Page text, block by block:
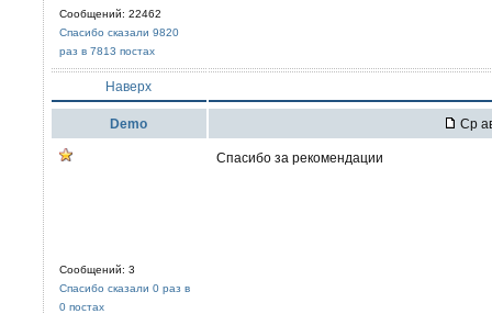
Сообщений: 22462
Спасибо сказали 9820
раз в 7813 постах
Наверх
Demo Ср
Сообщений: 3
Спасибо сказали 0 раз в
0 постах
Спасибо за рекомендации